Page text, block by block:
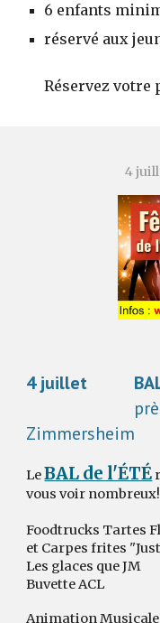
6 enfants
réservé aux
Réservez votre
4jui
4juillet
Zimmersheim
LeBAL de l'ÉTÉ
vous voir nombreux!
Foodtrucks Tartes
et Carpes frites
Les glaces que JM
Buvette ACL
Animation Musicale